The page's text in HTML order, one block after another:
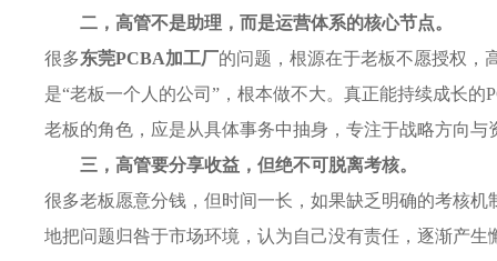
二，高管不是助理，而是运营体系的核心节点。
很多东莞PCBA加工厂的问题，根源在于老板不愿授权，
是“老板一个人的公司”，根本做不大。真正能持续成长
老板的角色，应是从具体事务中抽身，专注于战略方向
三，高管要分享收益，但绝不可脱离考核。
很多老板愿意分钱，但时间一长，如果缺乏明确的考核
地把问题归咎于市场环境，认为自己没有责任，逐渐产